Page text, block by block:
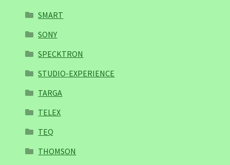
SMART
SONY
SPECKTRON
STUDIO-EXPERIENCE
TARGA
TELEX
TEQ
THOMSON